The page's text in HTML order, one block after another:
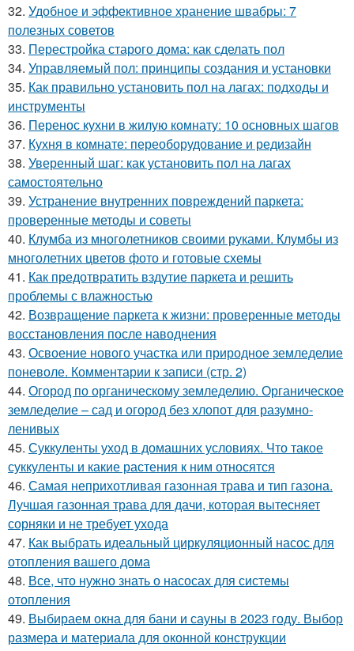
32. Удобное и эффективное хранение швабры: 7
полезных советов
33. Перестройка старого дома: как сделать пол
34. Управляемый пол: принципы создания и установки
35. Как правильно установить пол на лагах: подходы и
инструменты
36. Перенос кухни в жилую комнату: 10 основных шагов
37. Кухня в комнате: переоборудование и редизайн
38. Уверенный шаг: как установить пол на лагах
самостоятельно
39. Устранение внутренних повреждений паркета:
проверенные методы и советы
40. Клумба из многолетников своими руками. Клумбы из
многолетних цветов фото и готовые схемы
41. Как предотвратить вздутие паркета и решить
проблемы с влажностью
42. Возвращение паркета к жизни: проверенные методы
восстановления после наводнения
43. Освоение нового участка или природное земледелие
поневоле. Комментарии к записи (стр. 2)
44. Огород по органическому земледелию. Органическое
земледелие – сад и огород без хлопот для разумно-
ленивых
45. Суккуленты уход в домашних условиях. Что такое
суккуленты и какие растения к ним относятся
46. Самая неприхотливая газонная трава и тип газона.
Лучшая газонная трава для дачи, которая вытесняет
сорняки и не требует ухода
47. Как выбрать идеальный циркуляционный насос для
отопления вашего дома
48. Все, что нужно знать о насосах для системы
отопления
49. Выбираем окна для бани и сауны в 2023 году. Выбор
размера и материала для оконной конструкции